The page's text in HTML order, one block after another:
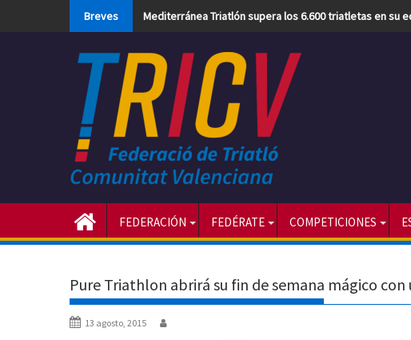
Breves Mediterránea Triatlón supera los 6.600 triatletas en su
FEDERACIÓN FEDÉRATE COMPETICIONES
Pure Triathlon abrirá su fin de semana mágico
13 agosto, 2015